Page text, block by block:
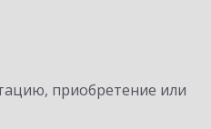
приобретение или